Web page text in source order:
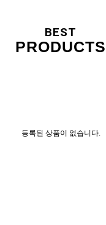
BEST
PRODUCTS
등록된 상품이 없습니다.